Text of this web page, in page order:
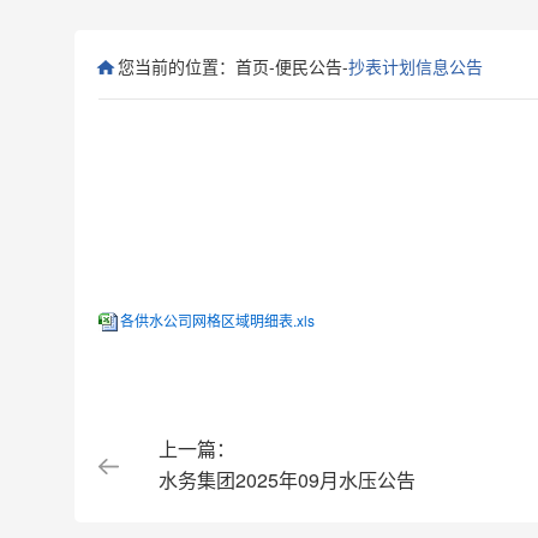
您当前的位置： 首页-便民公告-抄表计划信息公告
各供水公司网格区域明细表.xls
上一篇：
水务集团2025年09月水压公告